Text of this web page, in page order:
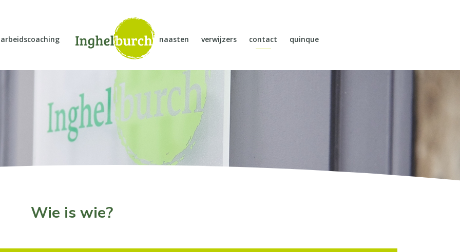
arbeidscoaching naasten verwijzers contact quinque
Wie is wie?